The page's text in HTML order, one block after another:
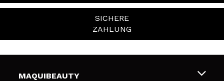
SICHERE
ZAHLUNG
MAQUIBEAUTY